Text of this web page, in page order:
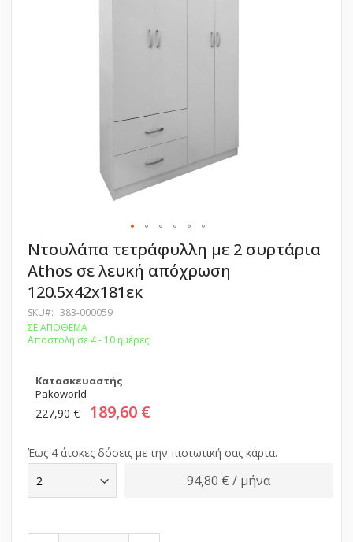
Μετάβαση
στην
αρχή
της
συλλογής
εικόνων
Ντουλάπα τετράφυλλη με 2 συρτάρια
Athos σε λευκή απόχρωση
120.5x42x181εκ
SKU
383-000059
ΣΕ ΑΠΟΘΕΜΑ
Αποστολή σε 4 - 10 ημέρες
Κατασκευαστής
Pakoworld
227,90 € 189,60 €
Έως 4 άτοκες δόσεις με την πιστωτική σας κάρτα.
94,80 € / μήνα